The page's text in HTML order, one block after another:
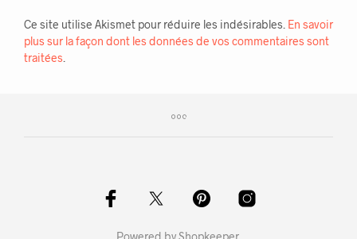
Ce site utilise Akismet pour réduire les indésirables. En savoir
plus sur la façon dont les données de vos commentaires sont
traitées
Powered byShopkeeper.